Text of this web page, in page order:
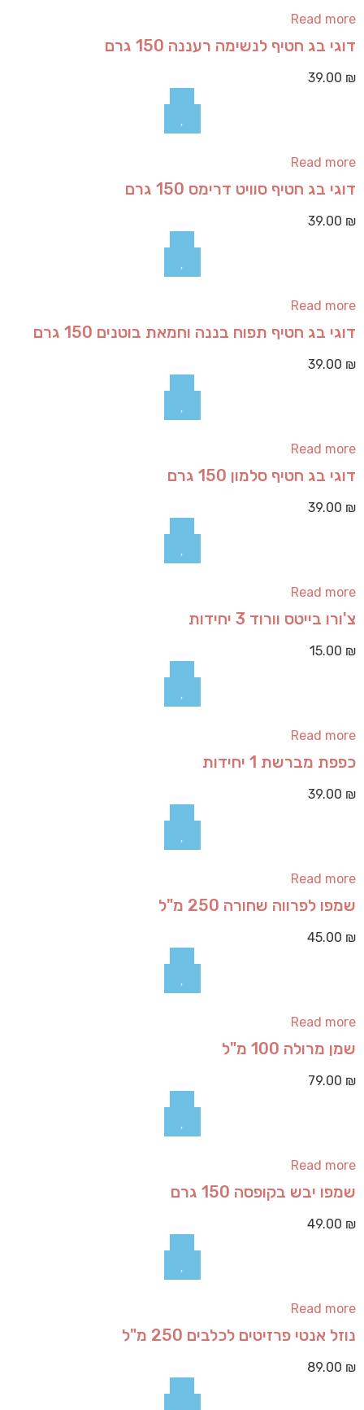
Read more
דוגי בג חטיף לנשימה רעננה 150 גרם
39.00 ₪
Read more
דוגי בג חטיף סוויט דרימס 150 גרם
39.00 ₪
Read more
דוגי בג חטיף תפוח בננה וחמאת בוטנים 150 גרם
39.00 ₪
Read more
דוגי בג חטיף סלמון 150 גרם
39.00 ₪
Read more
צ'ורו בייטס וורוד 3 יחידות
15.00 ₪
Read more
כפפת מברשת 1 יחידות
39.00 ₪
Read more
שמפו לפרווה שחורה 250 מ"ל
45.00 ₪
Read more
שמן מרולה 100 מ"ל
79.00 ₪
Read more
שמפו יבש בקופסה 150 גרם
49.00 ₪
Read more
נוזל אנטי פרזיטים לכלבים 250 מ"ל
89.00 ₪